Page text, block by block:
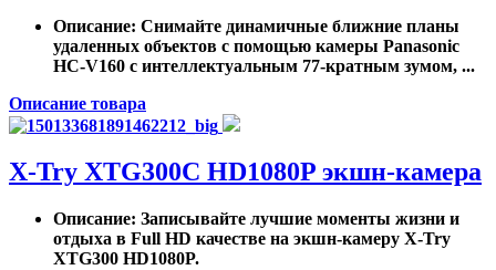
Описание: Снимайте динамичные ближние планы
удаленных объектов с помощью камеры Panasonic
HC-V160 с интеллектуальным 77-кратным зумом, ...
Описание товара
X-Try XTG300C HD1080P экшн-камера
Описание: Записывайте лучшие моменты жизни и
отдыха в Full HD качестве на экшн-камеру X-Try
XTG300 HD1080P.